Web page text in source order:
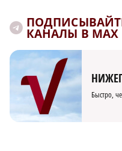
КАНАЛЫ В MAX
Быстро,